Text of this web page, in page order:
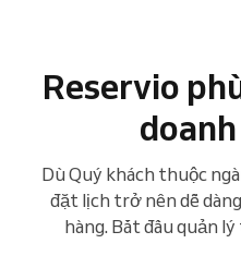
Reservio
Dù Quý khách thuộc
đặt lịch trở nên dễ
hàng. Bắt đầu quản